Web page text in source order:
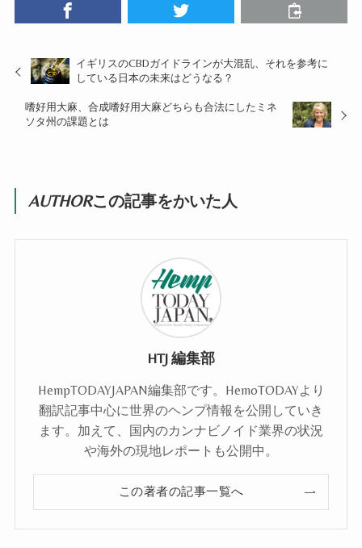
イギリスのCBDガイドラインが大混乱、それを参考に
している日本の未来はどうなる？
嗜好用大麻、合成嗜好用大麻どちらも合法にしたミネ
ソタ州の課題とは
AUTHORこの記事をかいた人
HTJ 編集部
HempTODAYJAPAN編集部です。HemoTODAYより
翻訳記事中心に世界のヘンプ情報を公開していき
ます。加えて、国内のカンナビノイド業界の状況
や海外の現地レポートも公開中。
この著者の記事一覧へ